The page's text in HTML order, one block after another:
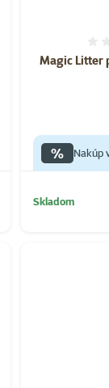
Magic Litter
% Nakúp
Skladom